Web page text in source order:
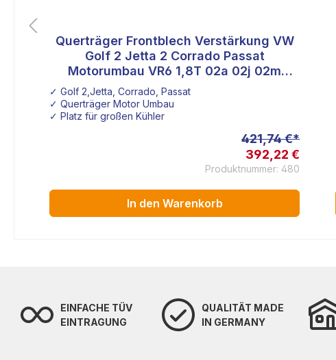
Bewertung von 5 von 5 Sternen
Getriebe
Querträger Frontblech Verstärkung VW
Golf 2 Jetta 2 Corrado Passat
Motorumbau VR6 1,8T 02a 02j 02m
Getriebe
✓ Golf 2,Jetta, Corrado, Passat
✓ Querträger Motor Umbau
✓ Platz für großen Kühler
421,74 €*
392,22 €
Produktnummer: 480
In den Warenkorb
EINFACHE TÜV
EINTRAGUNG
QUALITÄT MADE
IN GERMANY